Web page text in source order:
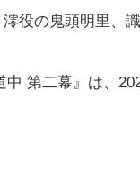
役の鬼頭明里、
第二幕』は、